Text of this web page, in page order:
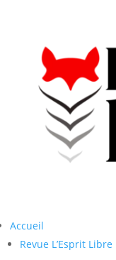
Accueil
Revue L’Esprit Libre